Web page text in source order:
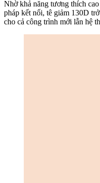
Nhờ khả năng tương thích
pháp kết nối, tê giảm 130D
cho cả công trình mới lẫn hệ